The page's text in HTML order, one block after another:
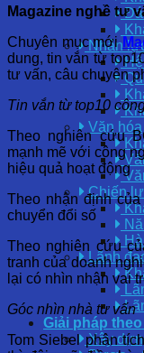
Nhân
Hệ
Văn hóa
Chiến
Lãnh
Giải pháp
Xây
Magazine nghề tư
Chuyên mục mới
dung, tin vắn từ
tư vấn, câu chuyện
Tin vắn từ top10
Theo nghiên cứu
mạnh mẽ với công
hiệu quả hoạt động
Theo nhận định
chuyển đổi số
Theo nghiên cứu
tranh của doanh
lại có nhìn nhận vai
Góc nhìn nhà tư vấn
Tom Siebel phân